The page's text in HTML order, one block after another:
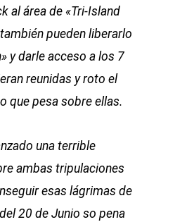
al área de «Tri-Island
pueden liberarlo
y darle acceso a los 7
reunidas y roto el
que pesa sobre ellas.
una terrible
ambas tripulaciones
esas lágrimas de
20 de Junio so pena